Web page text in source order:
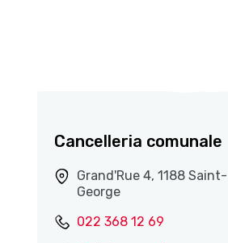
Cancelleria comunale
Grand'Rue 4, 1188 Saint-
George
022 368 12 69